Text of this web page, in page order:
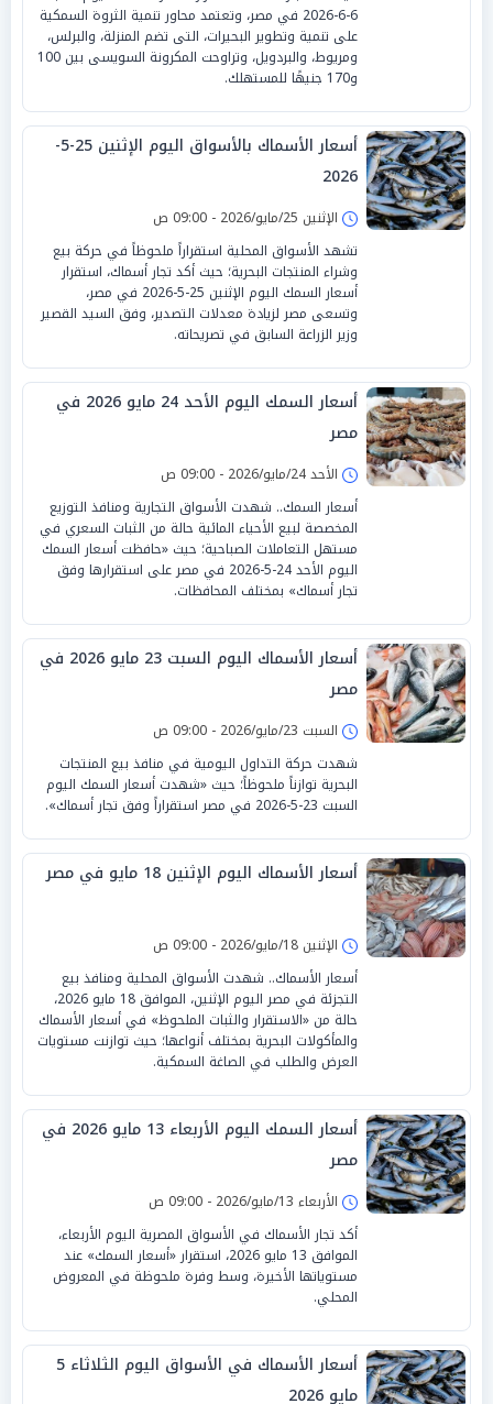
6-6-2026 في مصر، وتعتمد محاور تنمية الثروة السمكية
على تنمية وتطوير البحيرات، التى تضم المنزلة، والبرلس،
ومريوط، والبردويل، وتراوحت المكرونة السويسى بين 100
و170 جنيهًا للمستهلك.
أسعار الأسماك بالأسواق اليوم الإثنين 25-5-
2026
الإثنين 25/مايو/2026 - 09:00 ص
تشهد الأسواق المحلية استقراراً ملحوظاً في حركة بيع
وشراء المنتجات البحرية؛ حيث أكد تجار أسماك، استقرار
أسعار السمك اليوم الإثنين 25-5-2026 في مصر،
وتسعى مصر لزيادة معدلات التصدير، وفق السيد القصير
وزير الزراعة السابق في تصريحاته.
أسعار السمك اليوم الأحد 24 مايو 2026 في
مصر
الأحد 24/مايو/2026 - 09:00 ص
أسعار السمك.. شهدت الأسواق التجارية ومنافذ التوزيع
المخصصة لبيع الأحياء المائية حالة من الثبات السعري في
مستهل التعاملات الصباحية؛ حيث «حافظت أسعار السمك
اليوم الأحد 24-5-2026 في مصر على استقرارها وفق
تجار أسماك» بمختلف المحافظات.
أسعار الأسماك اليوم السبت 23 مايو 2026 في
مصر
السبت 23/مايو/2026 - 09:00 ص
شهدت حركة التداول اليومية في منافذ بيع المنتجات
البحرية توازناً ملحوظاً؛ حيث «شهدت أسعار السمك اليوم
السبت 23-5-2026 في مصر استقراراً وفق تجار أسماك».
أسعار الأسماك اليوم الإثنين 18 مايو في مصر
الإثنين 18/مايو/2026 - 09:00 ص
أسعار الأسماك.. شهدت الأسواق المحلية ومنافذ بيع
التجزئة في مصر اليوم الإثنين، الموافق 18 مايو 2026،
حالة من «الاستقرار والثبات الملحوظ» في أسعار الأسماك
والمأكولات البحرية بمختلف أنواعها؛ حيث توازنت مستويات
العرض والطلب في الصاغة السمكية.
أسعار السمك اليوم الأربعاء 13 مايو 2026 في
مصر
الأربعاء 13/مايو/2026 - 09:00 ص
أكد تجار الأسماك في الأسواق المصرية اليوم الأربعاء،
الموافق 13 مايو 2026، استقرار «أسعار السمك» عند
مستوياتها الأخيرة، وسط وفرة ملحوظة في المعروض
المحلي.
أسعار الأسماك في الأسواق اليوم الثلاثاء 5
مايو 2026